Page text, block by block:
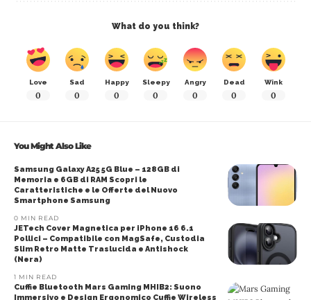
What do you think?
Love
0
Sad
0
Happy
0
Sleepy
0
Angry
0
Dead
0
Wink
0
You Might Also Like
Samsung Galaxy A25 5G Blue – 128GB di
Memoria e 6GB di RAM Scopri le
Caratteristiche e le Offerte del Nuovo
Smartphone Samsung
0 MIN READ
JETech Cover Magnetica per iPhone 16 6.1
Pollici – Compatibile con MagSafe, Custodia
Slim Retro Matte Traslucida e Antishock
(Nera)
1 MIN READ
Cuffie Bluetooth Mars Gaming MHIB2: Suono
Immersivo e Design Ergonomico Cuffie Wireless